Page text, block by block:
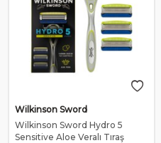
Wilkinson Sword
Wilkinson Sword Hydro 5
Sensitive Aloe Veralı Tıraş